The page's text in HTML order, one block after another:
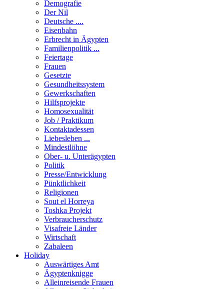
Demografie
Der Nil
Deutsche ....
Eisenbahn
Erbrecht in Ägypten
Familienpolitik ...
Feiertage
Frauen
Gesetzte
Gesundheitssystem
Gewerkschaften
Hilfsprojekte
Homosexualität
Job / Praktikum
Kontaktadessen
Liebesleben ...
Mindestlöhne
Ober- u. Unterägypten
Politik
Presse/Entwicklung
Pünktlichkeit
Religionen
Sout el Horreya
Toshka Projekt
Verbraucherschutz
Visafreie Länder
Wirtschaft
Zabaleen
Holiday
Auswärtiges Amt
Ägyptenknigge
Alleinreisende Frauen